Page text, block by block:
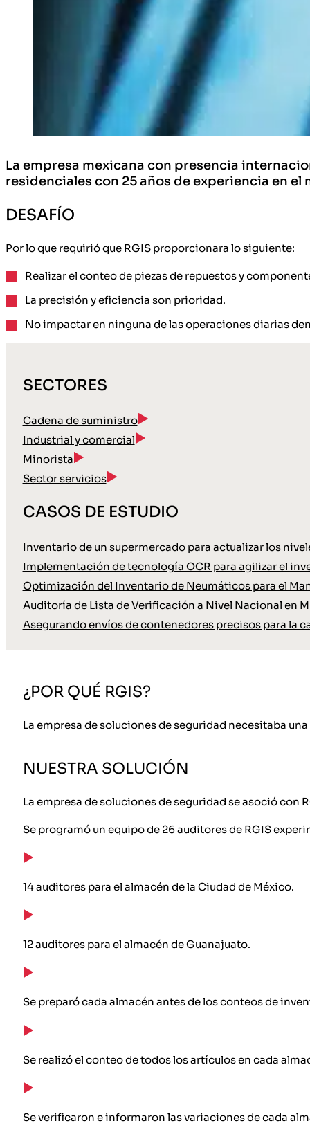
La empresa mexicana con presencia
residenciales con 25 años de experiencia en el
DESAFÍO
Por lo que requirió que RGIS proporcionara lo siguiente:
Realizar el conteo de piezas de repuestos y
La precisión y eficiencia son prioridad.
No impactar en ninguna de las operaciones diarias
SECTORES
Cadena de suministro
Industrial y comercial
Minorista
Sector servicios
CASOS DE ESTUDIO
Inventario de un supermercado para actualizar los
Implementación de tecnología OCR para agilizar el
Optimización del Inventario de Neumáticos para el
Auditoría de Lista de Verificación a Nivel Nacional en
Asegurando envíos de contenedores precisos para la
¿POR QUÉ RGIS?
La empresa de soluciones de seguridad necesitaba
NUESTRA SOLUCIÓN
La empresa de soluciones de seguridad se asoció
Se programó un equipo de 26 auditores de RGIS
14 auditores para el almacén de la Ciudad de México.
12 auditores para el almacén de Guanajuato.
Se preparó cada almacén antes de los conteos de
Se realizó el conteo de todos los artículos en cada
Se verificaron e informaron las variaciones de cada